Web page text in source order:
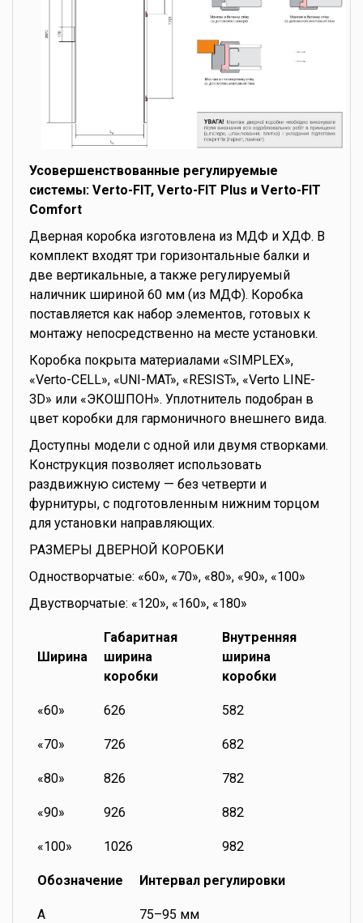
Усовершенствованные регулируемые
системы: Verto-FIT, Verto-FIT Plus и Verto-FIT
Comfort
Дверная коробка изготовлена из МДФ и ХДФ. В
комплект входят три горизонтальные балки и
две вертикальные, а также регулируемый
наличник шириной 60 мм (из МДФ). Коробка
поставляется как набор элементов, готовых к
монтажу непосредственно на месте установки.
Коробка покрыта материалами «SIMPLEX»,
«Verto-CELL», «UNI-MAT», «RESIST», «Verto LINE-
3D» или «ЭКОШПОН». Уплотнитель подобран в
цвет коробки для гармоничного внешнего вида.
Доступны модели с одной или двумя створками.
Конструкция позволяет использовать
раздвижную систему — без четверти и
фурнитуры, с подготовленным нижним торцом
для установки направляющих.
РАЗМЕРЫ ДВЕРНОЙ КОРОБКИ
Одностворчатые: «60», «70», «80», «90», «100»
Двустворчатые: «120», «160», «180»
Ширина
Габаритная
ширина
коробки
Внутренняя
ширина
коробки
«60» 626 582
«70» 726 682
«80» 826 782
«90» 926 882
«100» 1026 982
Обозначение Интервал регулировки
A 75–95 мм